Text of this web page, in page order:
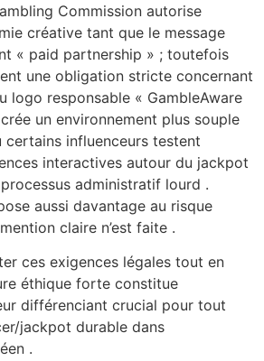
Commission autorise
créative tant que le message
« paid partnership » ; toutefois
une obligation stricte concernant
logo responsable « GambleAware
un environnement plus souple
certains influenceurs testent
interactives autour du jackpot
administratif lourd .
aussi davantage au risque
claire n’est faite .
ces exigences légales tout en
éthique forte constitue
différenciant crucial pour tout
jackpot durable dans
.